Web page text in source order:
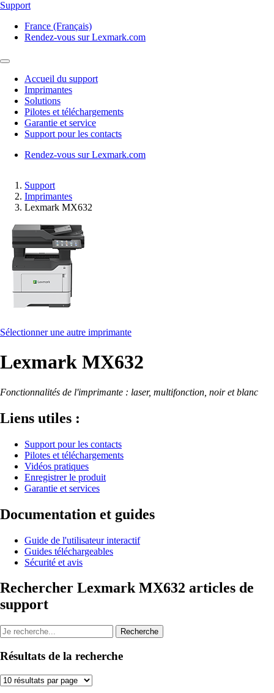
Support
France (Français)
Rendez-vous sur Lexmark.com
Accueil du support
Imprimantes
Solutions
Pilotes et téléchargements
Garantie et service
Support pour les contacts
Rendez-vous sur Lexmark.com
Support
Imprimantes
Lexmark MX632
Sélectionner une autre imprimante
Lexmark MX632
Fonctionnalités de l'imprimante : laser, multifonction, noir et blanc
Liens utiles :
Support pour les contacts
Pilotes et téléchargements
Vidéos pratiques
Enregistrer le produit
Garantie et services
Documentation et guides
Guide de l'utilisateur interactif
Guides téléchargeables
Sécurité et avis
Rechercher Lexmark MX632 articles de
support
Recherche
Résultats de la recherche